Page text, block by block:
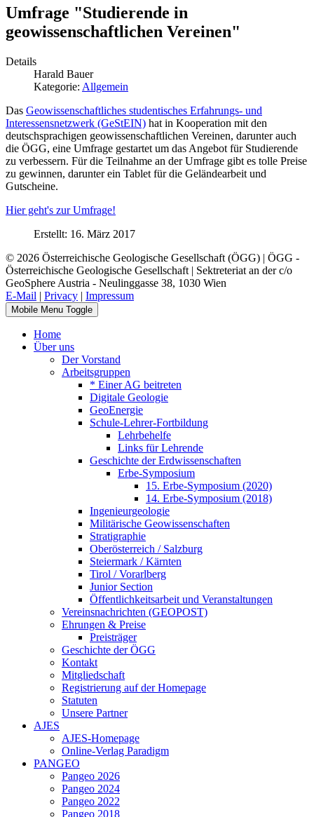
Umfrage "Studierende in
geowissenschaftlichen Vereinen"
Details
Harald Bauer
Kategorie: Allgemein
Das Geowissenschaftliches studentisches Erfahrungs- und
Interessensnetzwerk (GeStEIN) hat in Kooperation mit den
deutschsprachigen geowissenschaftlichen Vereinen, darunter auch
die ÖGG, eine Umfrage gestartet um das Angebot für Studierende
zu verbessern. Für die Teilnahme an der Umfrage gibt es tolle Preise
zu gewinnen, darunter ein Tablet für die Geländearbeit und
Gutscheine.
Hier geht's zur Umfrage!
Erstellt: 16. März 2017
© 2026 Österreichische Geologische Gesellschaft (ÖGG) | ÖGG -
Österreichische Geologische Gesellschaft | Sektreteriat an der c/o
GeoSphere Austria - Neulinggasse 38, 1030 Wien
E-Mail | Privacy | Impressum
Mobile Menu Toggle
Home
Über uns
Der Vorstand
Arbeitsgruppen
* Einer AG beitreten
Digitale Geologie
GeoEnergie
Schule-Lehrer-Fortbildung
Lehrbehelfe
Links für Lehrende
Geschichte der Erdwissenschaften
Erbe-Symposium
15. Erbe-Symposium (2020)
14. Erbe-Symposium (2018)
Ingenieurgeologie
Militärische Geowissenschaften
Stratigraphie
Oberösterreich / Salzburg
Steiermark / Kärnten
Tirol / Vorarlberg
Junior Section
Öffentlichkeitsarbeit und Veranstaltungen
Vereinsnachrichten (GEOPOST)
Ehrungen & Preise
Preisträger
Geschichte der ÖGG
Kontakt
Mitgliedschaft
Registrierung auf der Homepage
Statuten
Unsere Partner
AJES
AJES-Homepage
Online-Verlag Paradigm
PANGEO
Pangeo 2026
Pangeo 2024
Pangeo 2022
Pangeo 2018